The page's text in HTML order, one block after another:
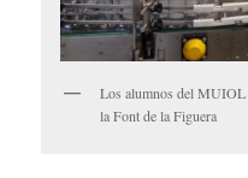
Los alumnos del MUIOL
la Font de la Figuera